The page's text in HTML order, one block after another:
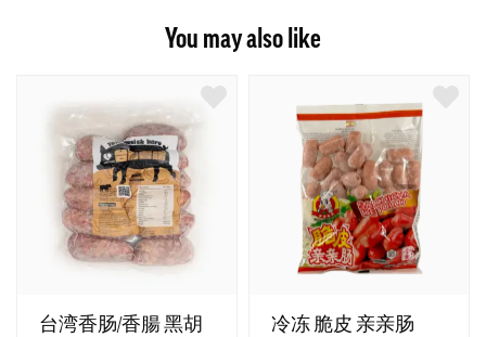
You may also like
台湾香肠/香腸 黑胡
冷冻 脆皮 亲亲肠